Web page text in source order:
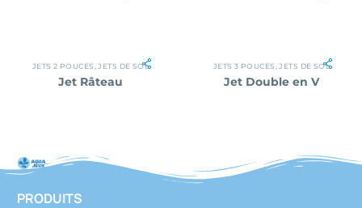
JETS 2 POUCES JETS DE SOL
Jet Râteau
JETS 3 POUCES JETS DE SOL
Jet Double en V
PRODUITS